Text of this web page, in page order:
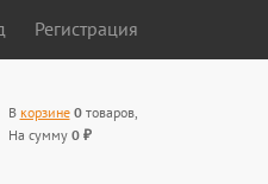
Регистрация
В корзине 0товаров,
На сумму 0 ₽